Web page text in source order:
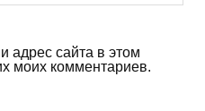
адрес сайта в этом
моих комментариев.